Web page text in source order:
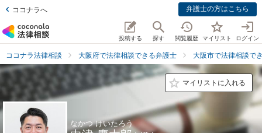
ココナラへ 弁護士の方はこちら
投稿する 探す 閲覧履歴 マイリスト ログイン
ココナラ法律相談 大阪府で法律相談できる弁護士 大阪市で法律相談で
マイリストに入れる
なかつ けいたろう